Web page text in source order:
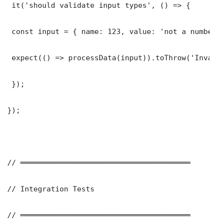
it('should validate input types', () => {
const input = { name: 123, value: 'not a
expect(() =>
});
});
// ═══════════════════════════════════════
// Integration Tests
// ═══════════════════════════════════════